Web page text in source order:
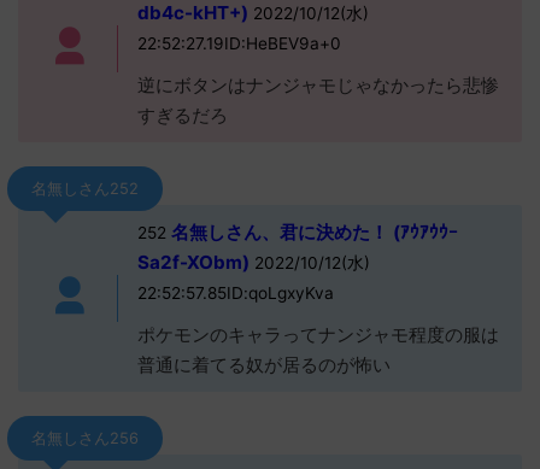
db4c-kHT+) 2022/10/12(水)
22:52:27.19ID:HeBEV9a+0
逆にボタンはナンジャモじゃなかったら悲惨
すぎるだろ
名無しさん252
252 名無しさん、君に決めた！ (ｱｳｱｳｳｰ
Sa2f-XObm) 2022/10/12(水)
22:52:57.85ID:qoLgxyKva
ポケモンのキャラってナンジャモ程度の服は
普通に着てる奴が居るのが怖い
名無しさん256